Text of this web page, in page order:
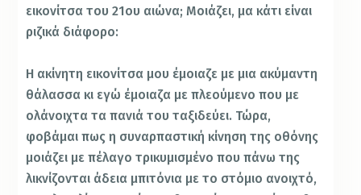
εικονίτσα του 21ου αιώνα; Μοιάζει, μα κάτι είναι
ριζικά διάφορο:
Η ακίνητη εικονίτσα μου έμοιαζε με μια ακύμαντη
θάλασσα κι εγώ έμοιαζα με πλεούμενο που με
ολάνοιχτα τα πανιά του ταξιδεύει. Τώρα,
φοβάμαι πως η συναρπαστική κίνηση της οθόνης
μοιάζει με πέλαγο τρικυμισμένο που πάνω της
λικνίζονται άδεια μπιτόνια με το στόμιο ανοιχτό,